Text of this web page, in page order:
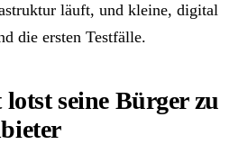
läuft, und kleine, digital
die ersten Testfälle.
seine Bürger zu